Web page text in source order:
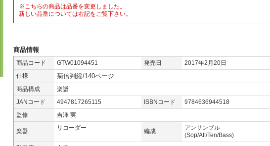
※こちらの商品は品番を変更しました。
新しい品番については右記をご覧下さい。
商品情報
商品コード GTW01094451 発売日
2017年2月20日
仕様
菊倍判縦/140ページ
商品構成
楽譜
JANコード
4947817265115 ISBNコード
9784636944518
監修
吉澤 実
楽器 リコーダー 編成
アンサンブル
(Sop/Alt/Ten/Bass)